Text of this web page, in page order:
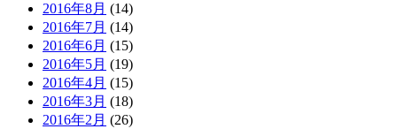
2016年8月 (14)
2016年7月 (14)
2016年6月 (15)
2016年5月 (19)
2016年4月 (15)
2016年3月 (18)
2016年2月 (26)